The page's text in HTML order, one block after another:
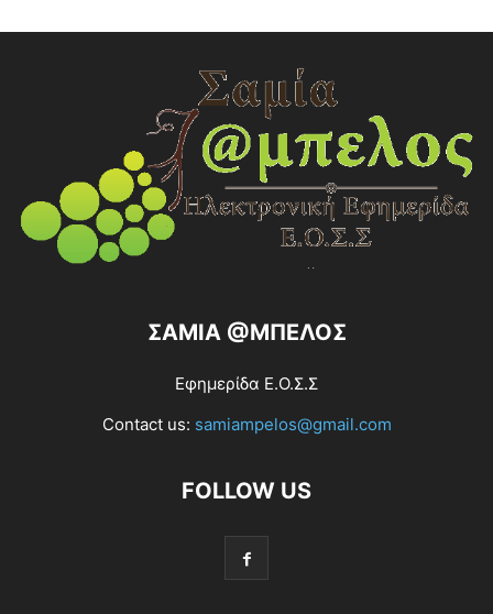
ΣΑΜΙΑ @ΜΠΕΛΟΣ
Εφημερίδα Ε.Ο.Σ.Σ
Contact us: samiampelos@gmail.com
FOLLOW US